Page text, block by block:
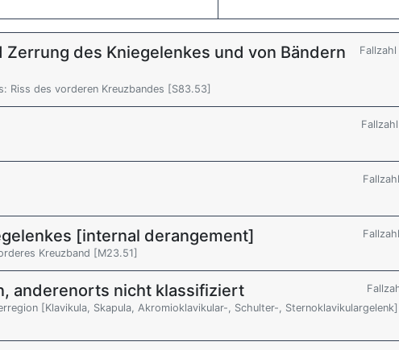
des Kniegelenkes und von Bändern
Riss des vorderen Kreuzbandes [S83.53]
[internal derangement]
Kreuzband [M23.51]
anderenorts nicht klassifiziert
[Klavikula, Skapula, Akromioklavikular-, Schulter-, Sternoklavikulargelenk]